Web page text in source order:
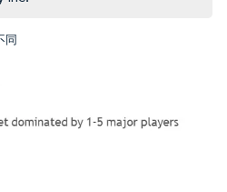
同